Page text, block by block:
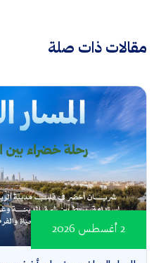
مقالات ذات صلة
2 أغسطس 2026